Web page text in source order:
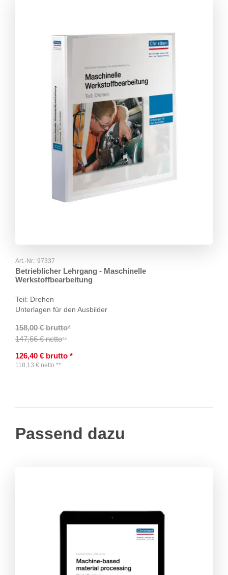
Art.-Nr.: 97337
Betrieblicher Lehrgang - Maschinelle
Werkstoffbearbeitung
Teil: Drehen
Unterlagen für den Ausbilder
158,00 € brutto*
147,66 € netto**
126,40 € brutto *
118,13 € netto **
Passend dazu